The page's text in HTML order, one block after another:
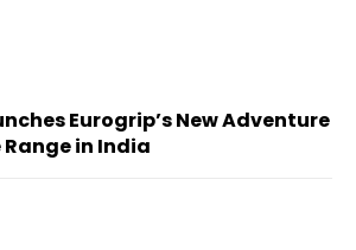
Eurogrip’s New Adventure
in India